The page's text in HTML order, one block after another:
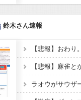
鈴木さん速報
【悲報】おわり。
【悲報】麻雀
ラオウがサウザ